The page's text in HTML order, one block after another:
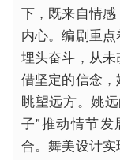
下，既来自情
内心。编剧重
埋头奋斗，从
借坚定的信念，
眺望远方。姚
子”推动情节
合。舞美设计